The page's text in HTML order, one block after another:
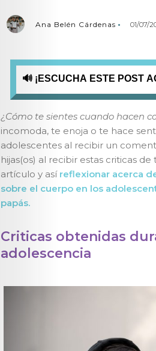
Ana Belén Cárdenas 01/07/
🔊 ¡ESCUCHA ESTE POST
¿Cómo te sientes cuando hacen
incomoda, te enoja o te hace
adolescentes al recibir un
hijas(os) al recibir estas criticas
artículo y así reflexionar acerca
sobre el cuerpo en los
papás.
Criticas obtenidas
adolescencia